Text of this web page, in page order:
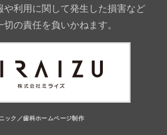
や利用に関して発生した損害など
の責任を負いかねます。
ック／歯科ホームページ制作